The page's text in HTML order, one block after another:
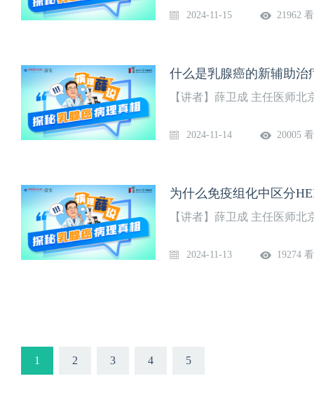
2024-11-15 21962
什么是乳腺癌的新辅助治
【讲者】薛卫成 主任医师
2024-11-14 20005
为什么免疫组化中区分
【讲者】薛卫成 主任医师
2024-11-13 19274
1 2 3 4 5